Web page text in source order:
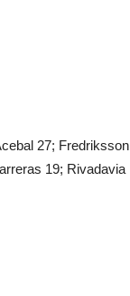
27; Fredriksson
19; Rivadavia